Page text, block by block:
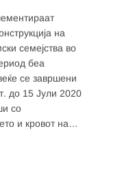
на
семејства во
беа
се завршени
до 15 Јули 2020
со
и кровот на…